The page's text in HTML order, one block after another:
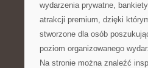
wydarzenia prywatne,
atrakcji premium, dzięki
stworzone dla osób
poziom organizowanego
Na stronie można znaleźć